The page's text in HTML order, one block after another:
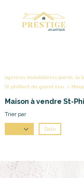
agences immobilières pornic, la
St philbert de grand lieu
Maison à vendre St-
Trier par
Date